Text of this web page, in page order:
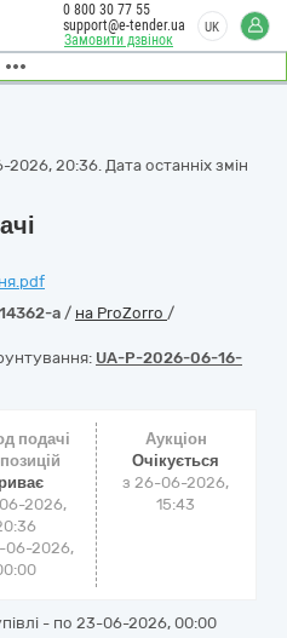
Замовити дзвінок
0 800 30 77 55
support@e-tender.ua
UK
20:36. Дата останніх змін
a / на ProZorro /
UA-P-2026-06-16-
подачі
2026,
06-2026,
Аукціон
Очікується
з26-06-2026,
15:43
- по 23-06-2026, 00:00